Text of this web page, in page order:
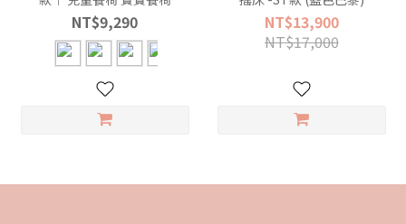
NT$9,290
NT$13,900
NT$17,000